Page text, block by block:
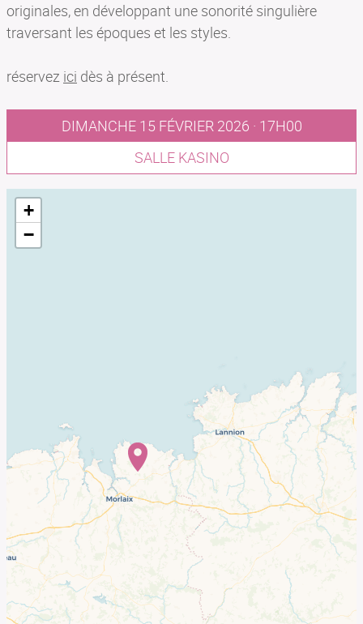
originales, en développant une sonorité singulière
traversant les époques et les styles.
réservez ici dès à présent.
DIMANCHE 15 FÉVRIER 2026 · 17H00
SALLE KASINO
+
−